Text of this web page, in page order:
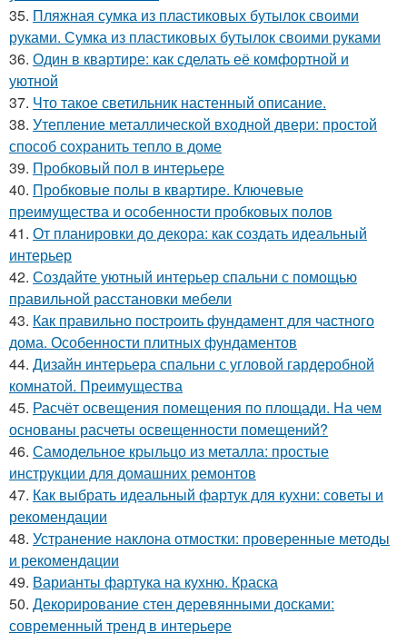
35. Пляжная сумка из пластиковых бутылок своими
руками. Сумка из пластиковых бутылок своими руками
36. Один в квартире: как сделать её комфортной и
уютной
37. Что такое светильник настенный описание.
38. Утепление металлической входной двери: простой
способ сохранить тепло в доме
39. Пробковый пол в интерьере
40. Пробковые полы в квартире. Ключевые
преимущества и особенности пробковых полов
41. От планировки до декора: как создать идеальный
интерьер
42. Создайте уютный интерьер спальни с помощью
правильной расстановки мебели
43. Как правильно построить фундамент для частного
дома. Особенности плитных фундаментов
44. Дизайн интерьера спальни с угловой гардеробной
комнатой. Преимущества
45. Расчёт освещения помещения по площади. На чем
основаны расчеты освещенности помещений?
46. Самодельное крыльцо из металла: простые
инструкции для домашних ремонтов
47. Как выбрать идеальный фартук для кухни: советы и
рекомендации
48. Устранение наклона отмостки: проверенные методы
и рекомендации
49. Варианты фартука на кухню. Краска
50. Декорирование стен деревянными досками:
современный тренд в интерьере